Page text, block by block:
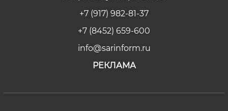
+7 (917) 982-81-37
+7 (8452) 659-600
info@sarinform.ru
РЕКЛАМА